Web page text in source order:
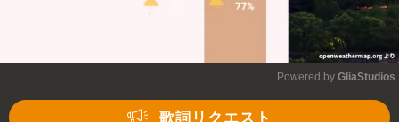
Powered by GliaStudios
歌詞リクエスト